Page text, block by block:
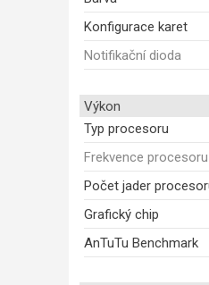
Konfigurace karet
Notifikační dioda
Výkon
Typ procesoru
Frekvence procesoru
Počet jader
Grafický chip
AnTuTu Benchmark